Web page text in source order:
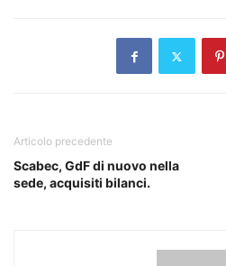
Articolo precedente
Scabec, GdF di nuovo nella
sede, acquisiti bilanci.